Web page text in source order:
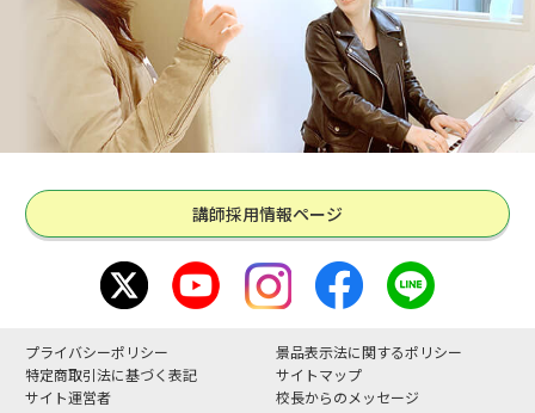
講師採用情報ページ
プライバシーポリシー
景品表示法に関するポリシー
特定商取引法に基づく表記
サイトマップ
サイト運営者
校長からのメッセージ